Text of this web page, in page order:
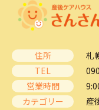
住所
札
TEL
営業時間
カテゴリー
産